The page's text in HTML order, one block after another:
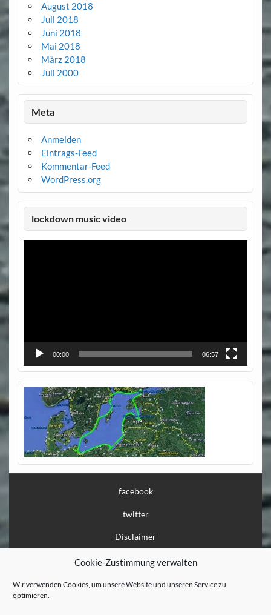
Cookie-Zustimmung verwalten
Wir verwenden Cookies, um unsere Website und unseren Service zu
optimieren.
August 2018
Juli 2018
Juni 2018
Mai 2018
März 2018
Juli 2000
Meta
Anmelden
Eintrags-Feed
Kommentar-Feed
WordPress.org
lockdown music video
Video-
00:00 06:57
facebook
twitter
Disclaimer
Impressum
Datenschutz